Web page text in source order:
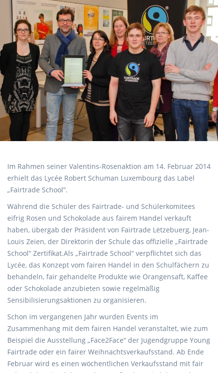
Im Rahmen seiner Valentins-Rosenaktion am 14. Februar 2014
erhielt das Lycée Robert Schuman Luxembourg das Label
„Fairtrade School“.
Während die Schüler des Fairtrade- und Schülerkomitees
eifrig Rosen und Schokolade aus fairem Handel verkauft
haben, übergab der Präsident von Fairtrade Lëtzebuerg, Jean-
Louis Zeien, der Direktorin der Schule das offizielle „Fairtrade
School“ Zertifikat.Als „Fairtrade School“ verpflichtet sich das
Lycée, das Konzept vom fairen Handel in den Schulfächern zu
behandeln, fair gehandelte Produkte wie Orangensaft, Kaffee
oder Schokolade anzubieten sowie regelmäßig
Sensibilisierungsaktionen zu organisieren.
Schon im vergangenen Jahr wurden Events im
Zusammenhang mit dem fairen Handel veranstaltet, wie zum
Beispiel die Ausstellung „Face2Face“ der Jugendgruppe Young
Fairtrade oder ein fairer Weihnachtsverkaufsstand. Ab Ende
Februar wird es einen wöchentlichen Verkaufsstand mit fair